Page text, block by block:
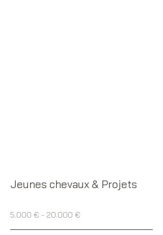
Jeunes chevaux & Projets
5.000 € - 20.000 €